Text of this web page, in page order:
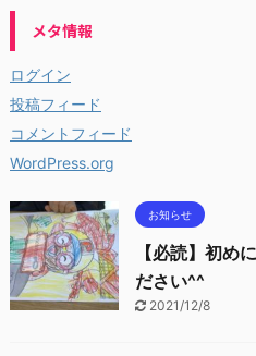
メタ情報
ログイン
投稿フィード
コメントフィード
WordPress.org
お知らせ
【必読】初め
ださい^^
2021/12/8